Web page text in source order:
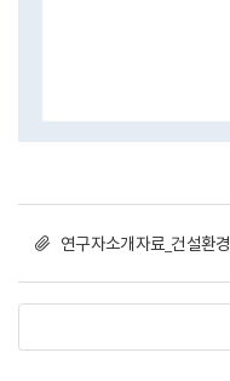
연구자소개자료_건설환